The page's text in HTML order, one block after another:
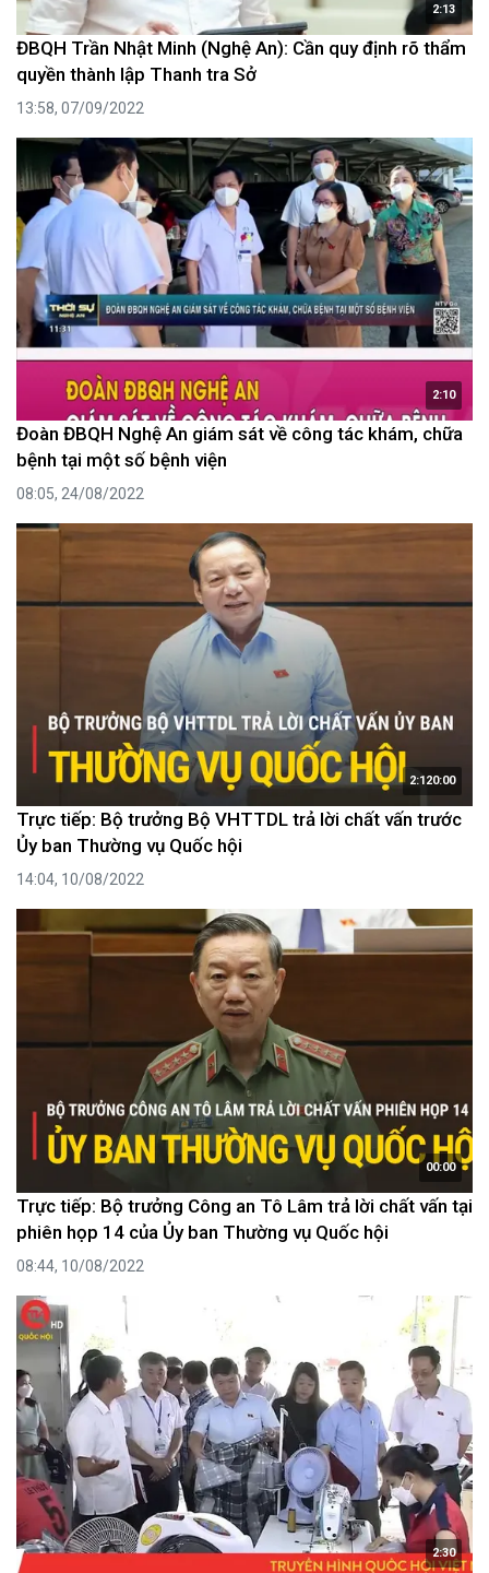
2:13
ĐBQH Trần Nhật Minh (Nghệ An): Cần quy định rõ thẩm
quyền thành lập Thanh tra Sở
13:58, 07/09/2022
2:10
Đoàn ĐBQH Nghệ An giám sát về công tác khám, chữa
bệnh tại một số bệnh viện
08:05, 24/08/2022
2:120:00
Trực tiếp: Bộ trưởng Bộ VHTTDL trả lời chất vấn trước
Ủy ban Thường vụ Quốc hội
14:04, 10/08/2022
00:00
Trực tiếp: Bộ trưởng Công an Tô Lâm trả lời chất vấn tại
phiên họp 14 của Ủy ban Thường vụ Quốc hội
08:44, 10/08/2022
2:30